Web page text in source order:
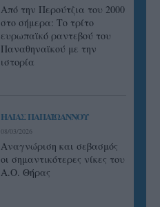
Από την Περούτζια του 2000
στο σήμερα: Tο τρίτο
ευρωπαϊκό ραντεβού του
Παναθηναϊκού με την
ιστορία
ΗΛΙΑΣ ΠΑΠΑΪΩΑΝΝΟΥ
08/03/2026
Αναγνώριση και σεβασμός
οι σημαντικότερες νίκες του
Α.Ο. Θήρας